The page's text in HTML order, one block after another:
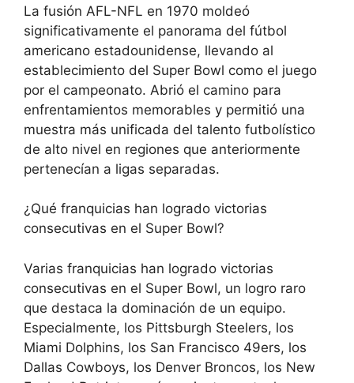
La fusión AFL-NFL en 1970 moldeó
significativamente el panorama del fútbol
americano estadounidense, llevando al
establecimiento del Super Bowl como el juego
por el campeonato. Abrió el camino para
enfrentamientos memorables y permitió una
muestra más unificada del talento futbolístico
de alto nivel en regiones que anteriormente
pertenecían a ligas separadas.
¿Qué franquicias han logrado victorias
consecutivas en el Super Bowl?
Varias franquicias han logrado victorias
consecutivas en el Super Bowl, un logro raro
que destaca la dominación de un equipo.
Especialmente, los Pittsburgh Steelers, los
Miami Dolphins, los San Francisco 49ers, los
Dallas Cowboys, los Denver Broncos, los New